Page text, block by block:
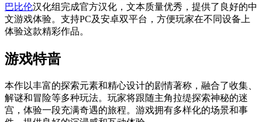
巴比伦汉化组完成官方汉化，文本质量优秀，提供了良好的中
文游戏体验。支持PC及安卓双平台，方便玩家在不同设备上
体验这款精彩作品。
游戏特啬
本作以丰富的探索元素和精心设计的剧情著称，融合了收集、
解谜和冒险等多种玩法。玩家将跟随主角拉缇探索神秘的迷
宫，体验一段充满奇遇的旅程。游戏拥有多样化的场景和事